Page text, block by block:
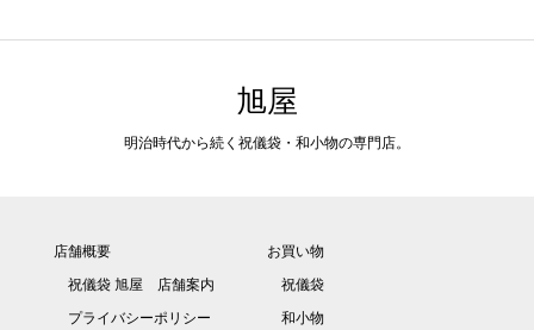
旭屋
明治時代から続く祝儀袋・和小物の専門店。
店舗概要
祝儀袋 旭屋 店舗案内
プライバシーポリシー
お買い物
祝儀袋
和小物